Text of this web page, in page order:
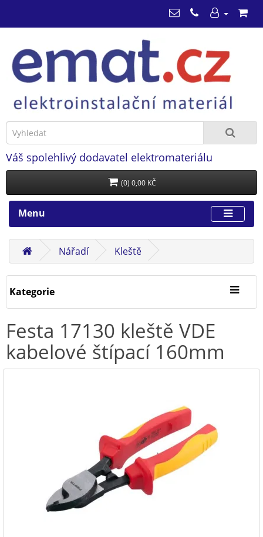
Váš spolehlivý dodavatel elektromateriálu
(0) 0,00 KČ
Menu
Nářadí Kleště
Kategorie
Festa 17130 kleště VDE
kabelové štípací 160mm